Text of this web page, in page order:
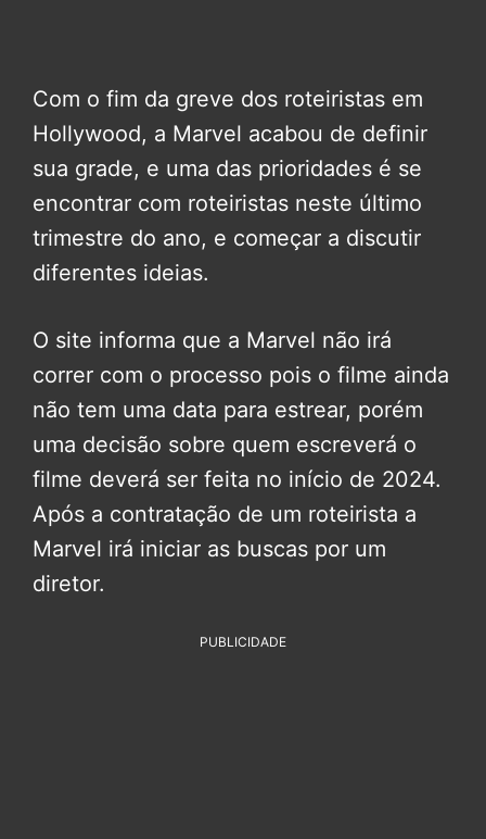
Com o fim da greve dos roteiristas em
Hollywood, a Marvel acabou de definir
sua grade, e uma das prioridades é se
encontrar com roteiristas neste último
trimestre do ano, e começar a discutir
diferentes ideias.
O site informa que a Marvel não irá
correr com o processo pois o filme ainda
não tem uma data para estrear, porém
uma decisão sobre quem escreverá o
filme deverá ser feita no início de 2024.
Após a contratação de um roteirista a
Marvel irá iniciar as buscas por um
diretor.
PUBLICIDADE